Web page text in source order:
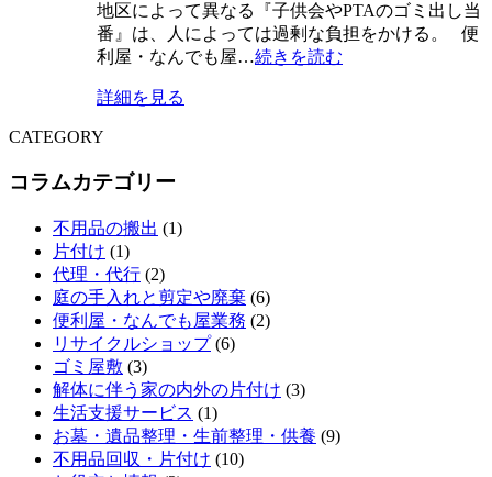
地区によって異なる『子供会やPTAのゴミ出し当
番』は、人によっては過剰な負担をかける。 便
利屋・なんでも屋…続きを読む
詳細を見る
CATEGORY
コラムカテゴリー
不用品の搬出 (1)
片付け (1)
代理・代行 (2)
庭の手入れと剪定や廃棄 (6)
便利屋・なんでも屋業務 (2)
リサイクルショップ(6)
ゴミ屋敷 (3)
解体に伴う家の内外の片付け (3)
生活支援サービス (1)
お墓・遺品整理・生前整理・供養 (9)
不用品回収・片付け (10)